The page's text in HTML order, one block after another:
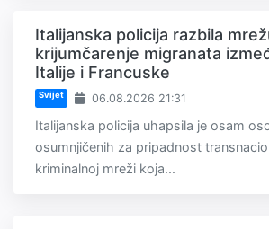
Italijanska policija razbila
krijumčarenje migranata
Italije i Francuske
Svijet 06.08.2026 21:31
Italijanska policija uhapsila je osam
osumnjičenih za pripadnost
kriminalnoj mreži koja...